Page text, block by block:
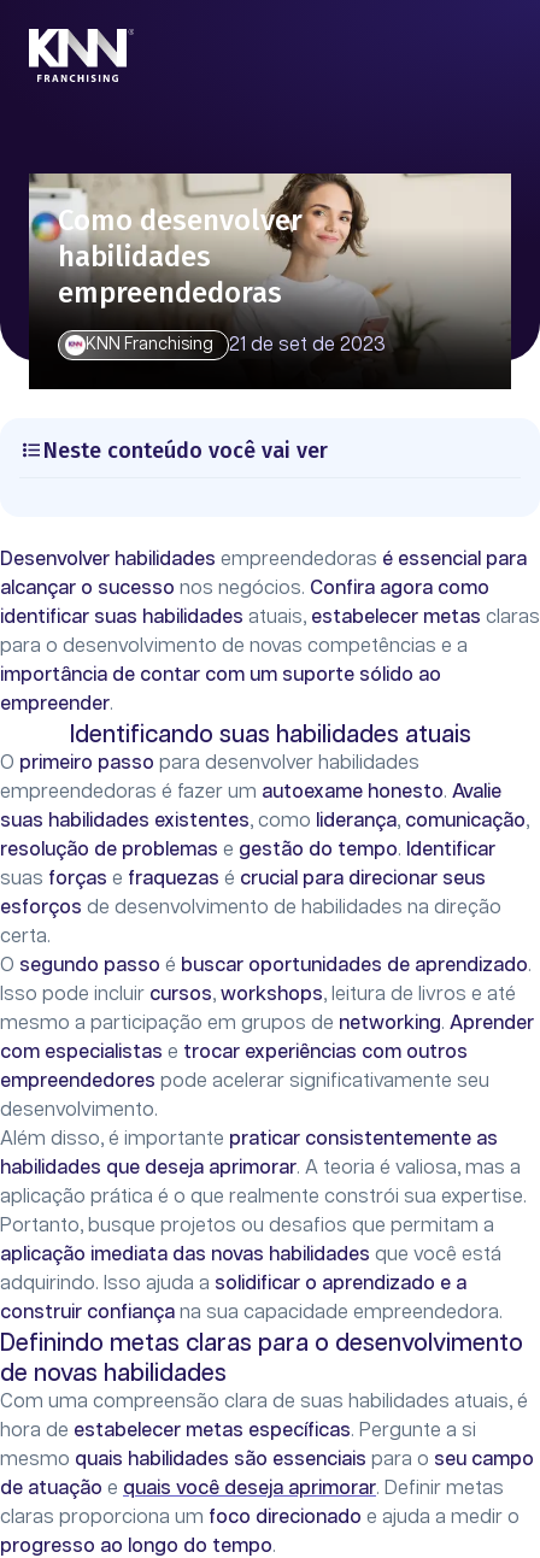
Como desenvolver
habilidades
empreendedoras
KNN Franchising 21 de set de 2023
Neste conteúdo você vai ver
Desenvolver habilidades empreendedoras é essencial para
alcançar o sucesso nos negócios. Confira agora como
identificar suas habilidades atuais, estabelecer metas claras
para o desenvolvimento de novas competências e a
importância de contar com um suporte sólido ao
empreender.
Identificando suas habilidades atuais
O primeiro passo para desenvolver habilidades
empreendedoras é fazer um autoexame honesto. Avalie
suas habilidades existentes, como liderança, comunicação,
resolução de problemas e gestão do tempo. Identificar
suas forças e fraquezas é crucial para direcionar seus
esforços de desenvolvimento de habilidades na direção
certa.
O segundo passo é buscar oportunidades de aprendizado.
Isso pode incluir cursos, workshops, leitura de livros e até
mesmo a participação em grupos de networking. Aprender
com especialistas e trocar experiências com outros
empreendedores pode acelerar significativamente seu
desenvolvimento.
Além disso, é importante praticar consistentemente as
habilidades que deseja aprimorar. A teoria é valiosa, mas a
aplicação prática é o que realmente constrói sua expertise.
Portanto, busque projetos ou desafios que permitam a
aplicação imediata das novas habilidades que você está
adquirindo. Isso ajuda a solidificar o aprendizado e a
construir confiança na sua capacidade empreendedora.
Definindo metas claras para o desenvolvimento
de novas habilidades
Com uma compreensão clara de suas habilidades atuais, é
hora de estabelecer metas específicas. Pergunte a si
mesmo quais habilidades são essenciais para o seu campo
de atuação e quais você deseja aprimorar. Definir metas
claras proporciona um foco direcionado e ajuda a medir o
progresso ao longo do tempo.